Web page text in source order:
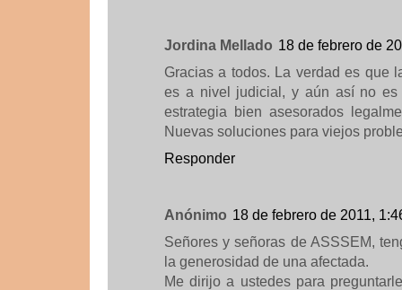
Jordina Mellado 18 de febrero de
Gracias a todos. La verdad es que
es a nivel judicial, y aún así no es
estrategia bien asesorados
Nuevas soluciones para viejos
Responder
Anónimo 18 de febrero de 2011,
Señores y señoras de ASSSEM,
la generosidad de una afectada.
Me dirijo a ustedes para